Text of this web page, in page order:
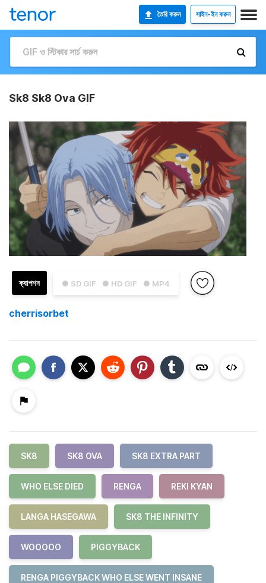
তৈরি করুন সাইন-ইন করুন
Sk8 Sk8 Ova GIF
● SD GIF ● HD GIF ● MP4
ক্যাপশন
cherrisorbet
SK8 SK8 OVA SK8 EXTRA PART
WHO ELSE DIED RENGA REKI KYAN
LANGA HASEGAWA SK8 THE INFINITY
WOOOOO PIGGYBACK
RENGA PIGGYBACK WHO ELSE WENT INSANE